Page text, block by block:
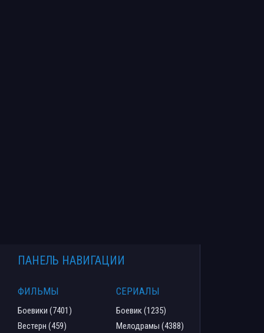
ПАНЕЛЬ НАВИГАЦИИ
ФИЛЬМЫ
Боевики (7401)
Вестерн (459)
СЕРИАЛЫ
Боевик (1235)
Мелодрамы (4388)